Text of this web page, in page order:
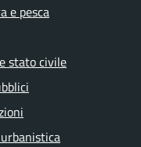
e pesca
stato civile